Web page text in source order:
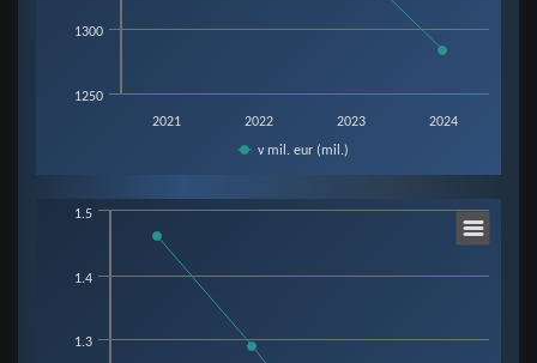
v mil. eur (mil.)
2021 2022 2023 2024
1250
1300
Chart
Line chart with 4 data points.
The chart has 1 X axis displaying categories.
1.3
1.4
1.5